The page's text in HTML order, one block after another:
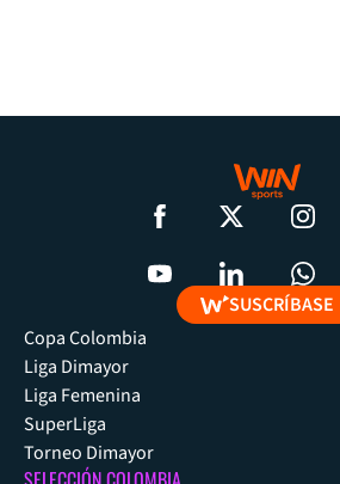
SUSCRÍBASE
Copa Colombia
Liga Dimayor
Liga Femenina
SuperLiga
Torneo Dimayor